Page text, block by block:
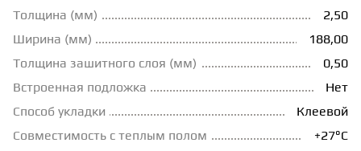
МАССИВНАЯ ДОСКА
ИСКУССТВЕННАЯ ТРАВА
Толщина (мм)
2,50
Ширина (мм)
188,00
Толщина зашитного слоя (мм)
0,50
Встроенная подложка
Нет
Способ укладки
Клеевой
Совместимость с теплым полом
+27°С